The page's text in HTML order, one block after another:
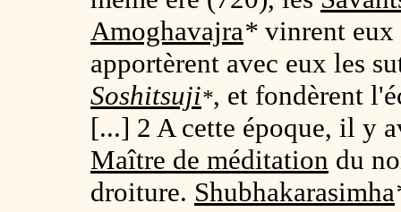
Amoghavajra* vinrent eux
apportèrent avec eux les
Soshitsuji*, et fondèrent
[...] 2 A cette époque, il y
Maître de méditation du
droiture. Shubhakarasimha